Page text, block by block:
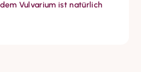
Vulvarium ist natürlich